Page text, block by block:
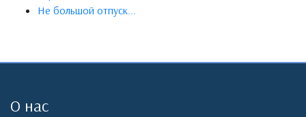
Не большой отпуск...
О нас